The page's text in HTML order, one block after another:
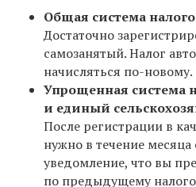
Общая система
Достаточно
самозанятый. Налог
начисляться по-новому.
Упрощенная система
и единый
После регистрации в
нужно в течение
уведомление, что вы
по предыдущему